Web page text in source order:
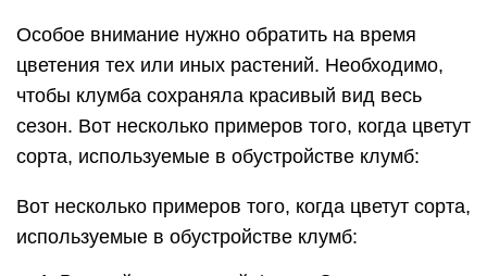
Особое внимание нужно обратить на время
цветения тех или иных растений. Необходимо,
чтобы клумба сохраняла красивый вид весь
сезон. Вот несколько примеров того, когда цветут
сорта, используемые в обустройстве клумб:
Вот несколько примеров того, когда цветут сорта,
используемые в обустройстве клумб: